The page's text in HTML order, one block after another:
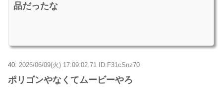
品だったな
40: 2026/06/09(火) 17:09:02.71 ID:F31cSnz70
ポリゴンやなくてムービーやろ